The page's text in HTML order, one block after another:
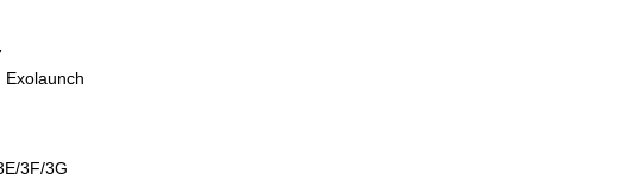
Exolaunch
3F/3G